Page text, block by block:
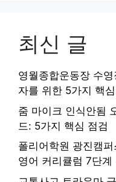
최신 글
영월종합운동장 수
자를 위한 5가지 핵
줌 마이크 인식안됨
드: 5가지 핵심 점검
폴리어학원 광진캠
영어 커리큘럼 7단계